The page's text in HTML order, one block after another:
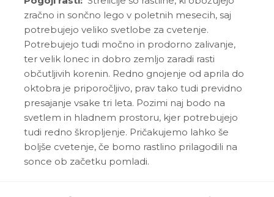
zračno in sončno lego v poletnih mesecih, saj
potrebujejo veliko svetlobe za cvetenje.
Potrebujejo tudi močno in prodorno zalivanje,
ter velik lonec in dobro zemljo zaradi rasti
občutljivih korenin. Redno gnojenje od aprila do
oktobra je priporočljivo, prav tako tudi previdno
presajanje vsake tri leta. Pozimi naj bodo na
svetlem in hladnem prostoru, kjer potrebujejo
tudi redno škropljenje. Pričakujemo lahko še
boljše cvetenje, če bomo rastlino prilagodili na
sonce ob začetku pomladi.